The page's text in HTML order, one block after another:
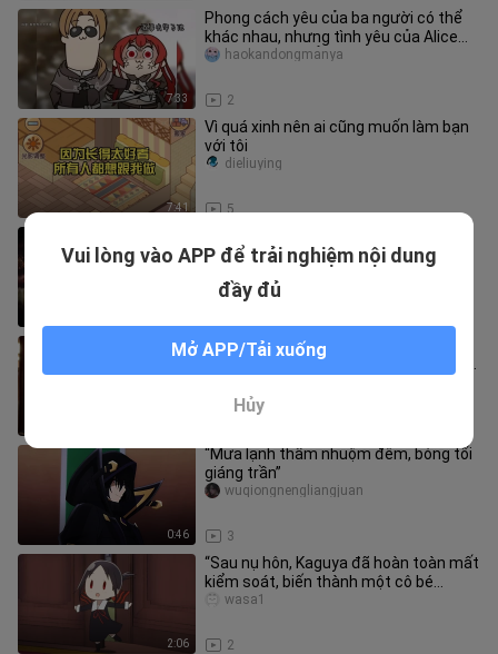
7:33
Phong cách yêu của ba người có thể
khác nhau, nhưng tình yêu của Alice
chắc chắn là thẳng thắn nhất,
2
haokandongmanya
7:41
Vì quá xinh nên ai cũng muốn làm bạn
với tôi
5
dieliuying
ngày tàn của Godzilla!
Khi tôi hóa thân thành Hàn Lập để
tham gia sự kiện chủ đề “Phàm Nhân”
0:46
“Mưa lạnh thấm nhuộm đêm, bóng tối
giáng trần”
3
wuqiongnengliangjuan
2:06
“Sau nụ hôn, Kaguya đã hoàn toàn mất
kiểm soát, biến thành một cô bé
Kaguya nhỏ xíu~”
2
wasa1
Vui lòng vào APP để trải nghiệm nội dung
đầy đủ
Mở APP/Tải xuống
Hủy